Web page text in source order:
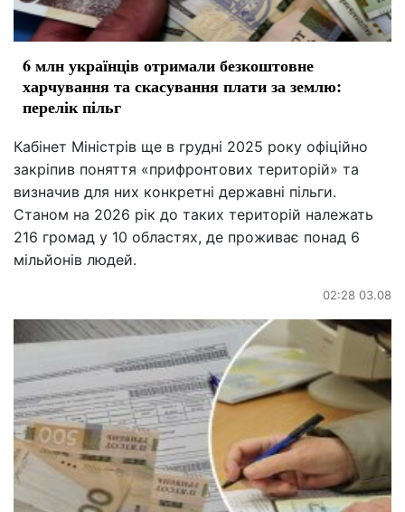
6 млн українців отримали безкоштовне
харчування та скасування плати за землю:
перелік пільг
Кабінет Міністрів ще в грудні 2025 року офіційно
закріпив поняття «прифронтових територій» та
визначив для них конкретні державні пільги.
Станом на 2026 рік до таких територій належать
216 громад у 10 областях, де проживає понад 6
мільйонів людей.
02:28 03.08